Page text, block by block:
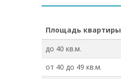
Площадь квартиры
до 40 кв.м.
от 40 до 49 кв.м.